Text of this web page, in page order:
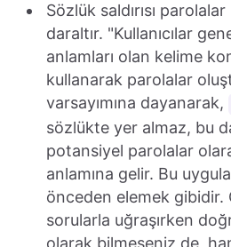
Sözlük saldırısı
daraltır. "Kullanıcılar
anlamları olan kelime
kullanarak parolalar
varsayımına dayanarak,
sözlükte yer almaz, bu
potansiyel parolalar
anlamına gelir. Bu
önceden elemek gibidir.
sorularla uğraşırken
olarak bilmeseniz de,